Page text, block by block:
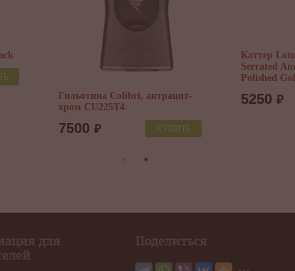
Гильотина Colibri, антрацит-
хром CU225T4
7500 ₽ КУПИТЬ
Каттер
Serrated
Polished
5250 ₽
для
Поделиться